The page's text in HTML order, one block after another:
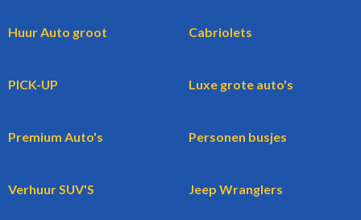
Huur Auto groot Cabriolets
PICK-UP Luxe grote auto's
Premium Auto's Personen busjes
Verhuur SUV'S Jeep Wranglers